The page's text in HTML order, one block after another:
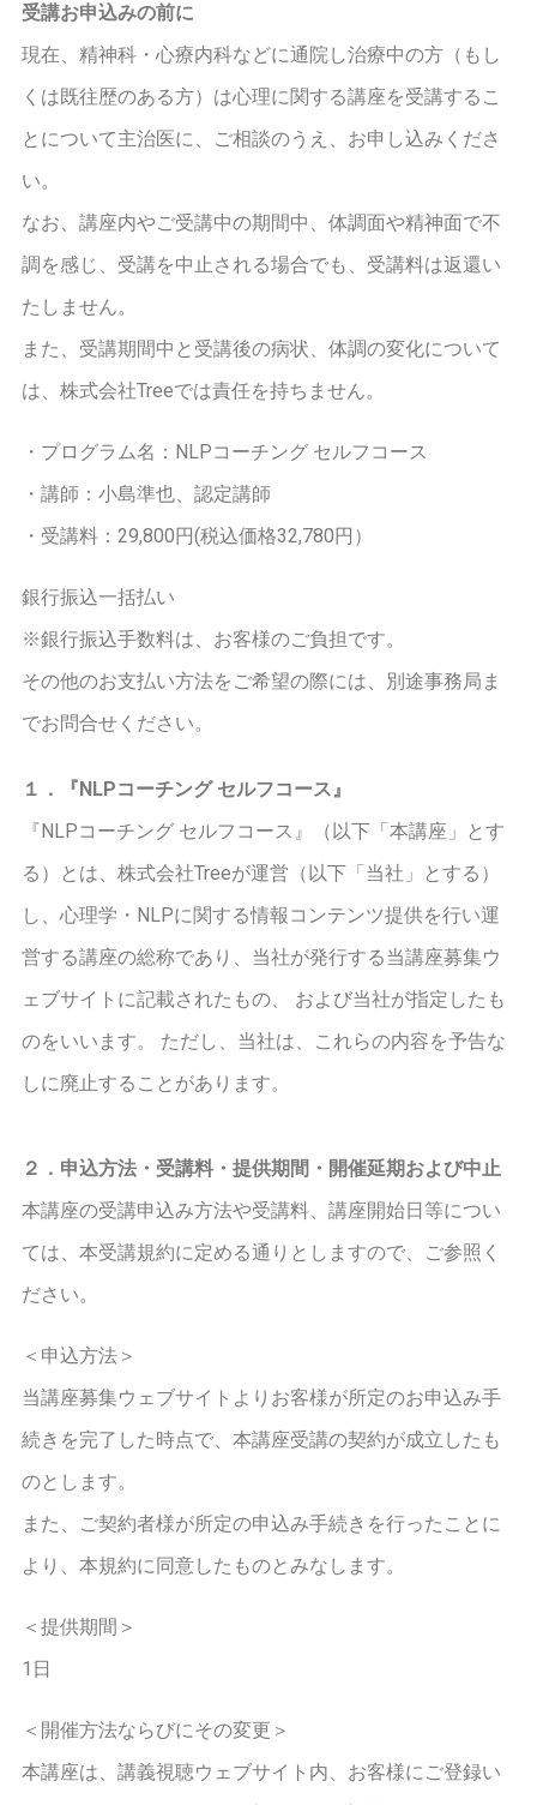
受講お申込みの前に
現在、精神科・心療内科などに通院し治療中の方（もし
くは既往歴のある方）は心理に関する講座を受講するこ
とについて主治医に、ご相談のうえ、お申し込みくださ
い。
なお、講座内やご受講中の期間中、体調面や精神面で不
調を感じ、受講を中止される場合でも、受講料は返還い
たしません。
また、受講期間中と受講後の病状、体調の変化について
は、株式会社Treeでは責任を持ちません。
・プログラム名：NLPコーチング セルフコース
・講師：小島準也、認定講師
・受講料：29,800円(税込価格32,780円）
銀行振込一括払い
※銀行振込手数料は、お客様のご負担です。
その他のお支払い方法をご希望の際には、別途事務局ま
でお問合せください。
１．『NLPコーチング セルフコース』
『NLPコーチング セルフコース』（以下「本講座」とす
る）とは、株式会社Treeが運営（以下「当社」とする）
し、心理学・NLPに関する情報コンテンツ提供を行い運
営する講座の総称であり、当社が発行する当講座募集ウ
ェブサイトに記載されたもの、 および当社が指定したも
のをいいます。 ただし、当社は、これらの内容を予告な
しに廃止することがあります。
２．申込方法・受講料・提供期間・開催延期および中止
本講座の受講申込み方法や受講料、講座開始日等につい
ては、本受講規約に定める通りとしますので、ご参照く
ださい。
＜申込方法＞
当講座募集ウェブサイトよりお客様が所定のお申込み手
続きを完了した時点で、本講座受講の契約が成立したも
のとします。
また、ご契約者様が所定の申込み手続きを行ったことに
より、本規約に同意したものとみなします。
＜提供期間＞
1日
＜開催方法ならびにその変更＞
本講座は、講義視聴ウェブサイト内、お客様にご登録い